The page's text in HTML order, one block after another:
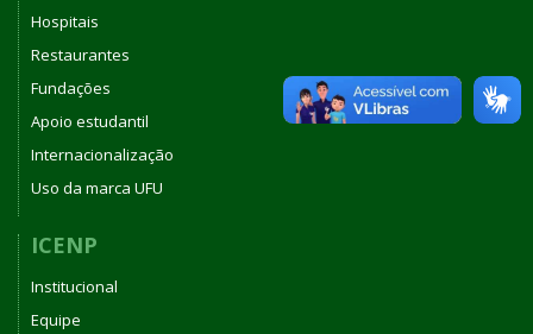
Hospitais
Restaurantes
Fundações
Apoio estudantil
Internacionalização
Uso da marca UFU
ICENP
Institucional
Equipe